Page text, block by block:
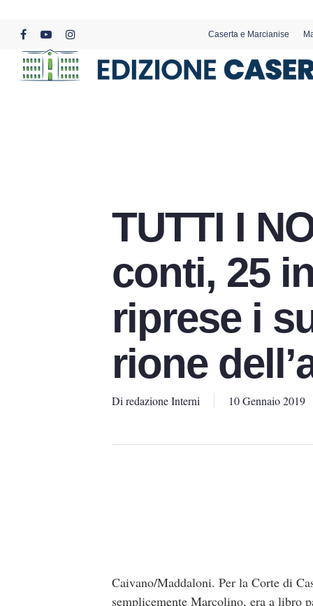
content
facebookyoutubeinstagram
Caserta e Marcianise
TUTTI I
conti, 25
riprese i
rione
Di redazione Interni 10 Gennaio 2019
Caivano/Maddaloni. Per la Corte di
semplicemente Marcolino, era a libro